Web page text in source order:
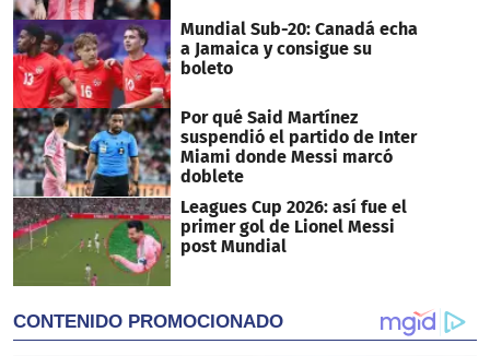
Mundial Sub-20: Canadá echa
a Jamaica y consigue su
boleto
Por qué Said Martínez
suspendió el partido de Inter
Miami donde Messi marcó
doblete
Leagues Cup 2026: así fue el
primer gol de Lionel Messi
post Mundial